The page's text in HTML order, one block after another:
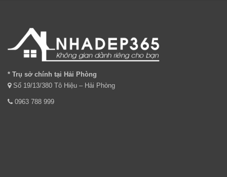
* Trụ sở chính tại Hải Phòng
Số 19/13/380 Tô Hiệu – Hải Phòng
0963 788 999